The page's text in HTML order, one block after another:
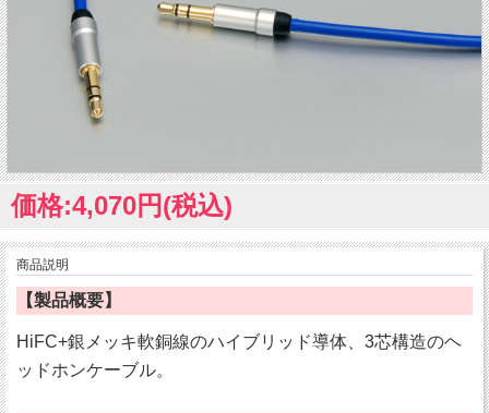
価格:4,070円(税込)
商品説明
【製品概要】
HiFC+銀メッキ軟銅線のハイブリッド導体、3芯構造のヘ
ッドホンケーブル。